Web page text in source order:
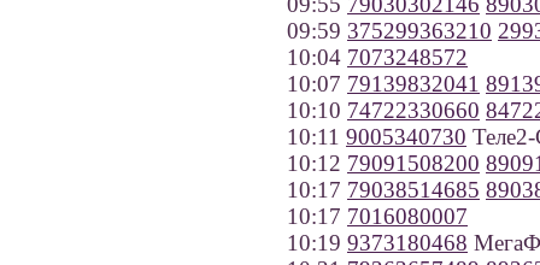
09:59 375299363210
10:04 7073248572
10:07 79139832041
10:10 74722330660
10:11 9005340730
10:12 79091508200
10:17 79038514685
10:17 7016080007
10:19 9373180468